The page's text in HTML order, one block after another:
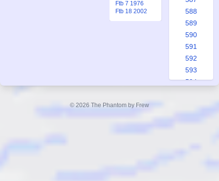
Ftb 7 1976
Ftb 18 2002
588
589
590
591
592
593
594
© 2026 The Phantom by Frew